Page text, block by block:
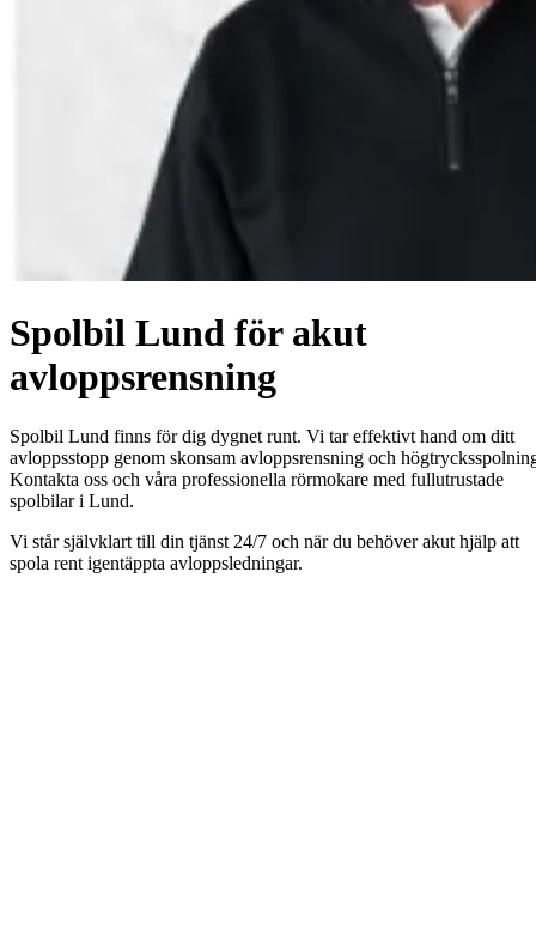
Spolbil Lund för akut
avloppsrensning
Spolbil Lund finns för dig dygnet runt. Vi tar effektivt hand om ditt
avloppsstopp genom skonsam avloppsrensning och
Kontakta oss och våra professionella rörmokare med fullutrustade
spolbilar i Lund.
Vi står självklart till din tjänst 24/7 och när du behöver akut hjälp att
spola rent igentäppta avloppsledningar.